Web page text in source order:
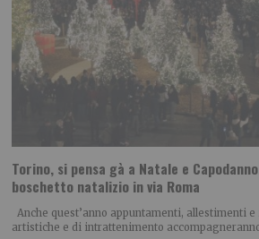
Torino, si pensa gà a Natale e
boschetto natalizio in via Roma
Anche quest’anno appuntamenti, allestimenti
artistiche e di intrattenimento